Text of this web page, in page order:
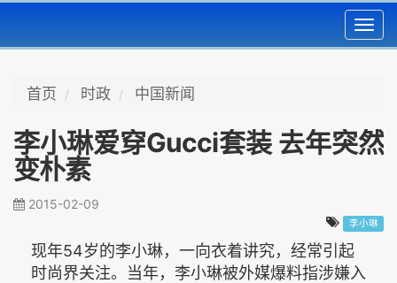
首页 时政 中国新闻
李小琳爱穿Gucci套装 去年突然
变朴素
2015-02-09
李小琳
现年54岁的李小琳，一向衣着讲究，经常引起
时尚界关注。当年，李小琳被外媒爆料指涉嫌入